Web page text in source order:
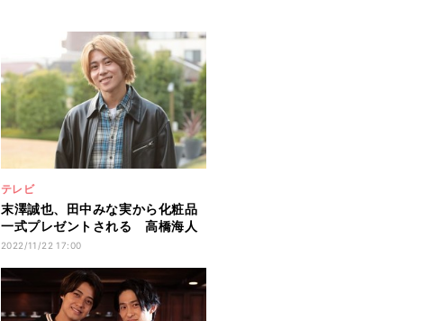
テレビ
末澤誠也、田中みな実から化粧品
一式プレゼントされる 高橋海人
との交流も
2022/11/22 17:00